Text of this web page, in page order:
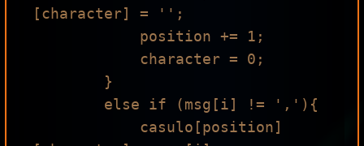
[character] = '';
position += 1;
character = 0;
}
else if (msg[i] != ','){
casulo[position]